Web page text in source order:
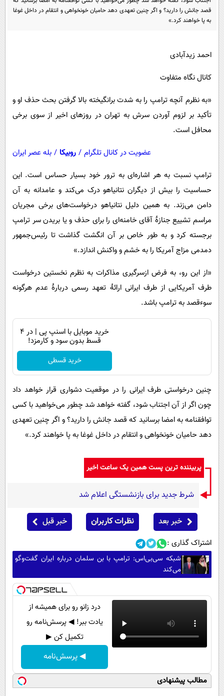
سرگرمی
سلامت
فرهنگی
اجتماعی
حیات وحش
سیاست خارجی
پیامک
قصد جانش را دارید؟ و اگر چنین تعهدی دهد حامیان خونخواهی و انتقام در داخل غوغا
به پا خواهند کرد.»
احمد زیدآبادی
کانال نگاه متفاوت
«به نظرم آنچه ترامپ را به شدت برانگیخته بالا گرفتن بحث حذف او و
تأکید بر لزوم آوردن سرش به تهران در روزهای اخیر از سوی برخی
محافل است.
عضویت در کانال تلگرام / روبیکا / بله عصر ایران
ترامپ نسبت به هر اشاره‌ای به ترور خود بسیار حساس است. این
حساسیت را بیش از دیگران نتانیاهو درک می‌کند و عامدانه به آن
دامن می‌زند. به همین دلیل نتانیاهو درخواست‌های برخی مجریان
مراسم تشییع جنازهٔ آقای خامنه‌ای را برای حذف و یا بریدن سر ترامپ
برجسته کرد و به طور خاص بر آن انگشت گذاشت تا رئیس‌جمهور
دمدمی مزاج آمریکا را به خشم و واکنش اندازد.»
«از این رو، به فرض ازسرگیری مذاکرات به نظرم نخستین درخواست
طرف آمریکایی از طرف ایرانی ارائهٔ تعهد رسمی دربارهٔ عدم هرگونه
سوءقصد به ترامپ باشد.
خرید موبایل با اسنپ پی | در ۴
قسط بدون سود و کارمزد!
خرید قسطی
چنین درخواستی طرف ایرانی را در موقعیت دشواری قرار خواهد داد
چون اگر از آن اجتناب شود، گفته خواهد شد چطور می‌خواهید با کسی
توافقنامه به امضا برسانید که قصد جانش را دارید؟ و اگر چنین تعهدی
دهد حامیان خونخواهی و انتقام در داخل غوغا به پا خواهند کرد.»
پربیننده ترین پست همین یک ساعت اخیر
شرط جدید برای بازنشستگی اعلام شد
خبر بعد نظرات کاربران خبر قبل
اشتراک گذاری :
شبکه سی‌بی‌اس: ترامپ با بن سلمان درباره ایران گفت‌وگو
می‌کند
درد زانو رو برای همیشه از
یادت ببر! ◀ پرسش‌نامه رو
تکمیل کن ▶
◀ پرسش‌نامه
مطالب پیشنهادی